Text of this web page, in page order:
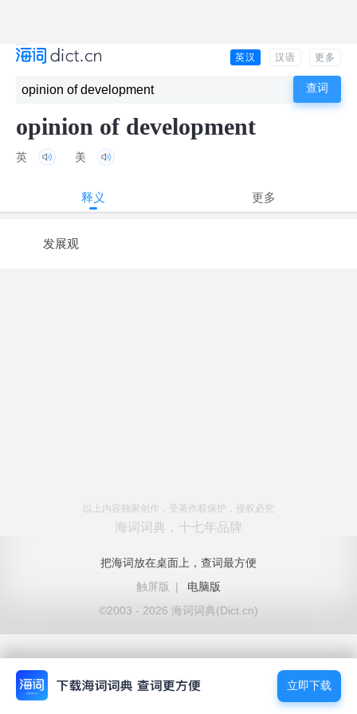
英汉 汉语 更多
opinion of development
英 美
释义 更多
发展观
以上内容独家创作，受著作权保护，侵权必究
海词词典，十七年品牌
把海词放在桌面上，查词最方便
触屏版
|
电脑版
©2003 - 2026 海词词典(Dict.cn)
立即下载
立即下载